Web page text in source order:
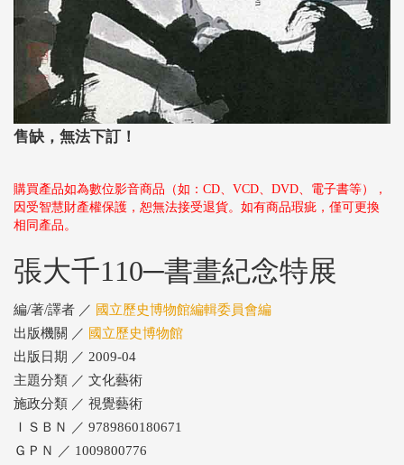
售缺，無法下訂！
購買產品如為數位影音商品（如：CD、VCD、DVD、電子書等），
因受智慧財產權保護，恕無法接受退貨。如有商品瑕疵，僅可更換
相同產品。
張大千110─書畫紀念特展
編/著/譯者 ／ 國立歷史博物館編輯委員會編
出版機關 ／ 國立歷史博物館
出版日期 ／ 2009-04
主題分類 ／ 文化藝術
施政分類 ／ 視覺藝術
ＩＳＢＮ ／ 9789860180671
ＧＰＮ ／ 1009800776